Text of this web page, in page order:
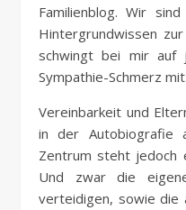
Familienblog. Wir
Hintergrundwissen
schwingt bei mir auf
Sympathie-Schmerz mit.
Vereinbarkeit und
in der Autobiografie
Zentrum steht jedoch
Und zwar die
verteidigen, sowie die